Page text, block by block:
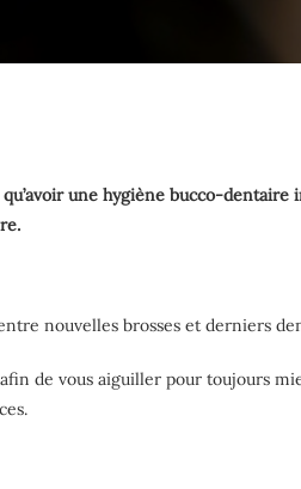
qu’avoir une hygiène bucco-dentaire
nouvelles brosses et derniers
de vous aiguiller pour toujours